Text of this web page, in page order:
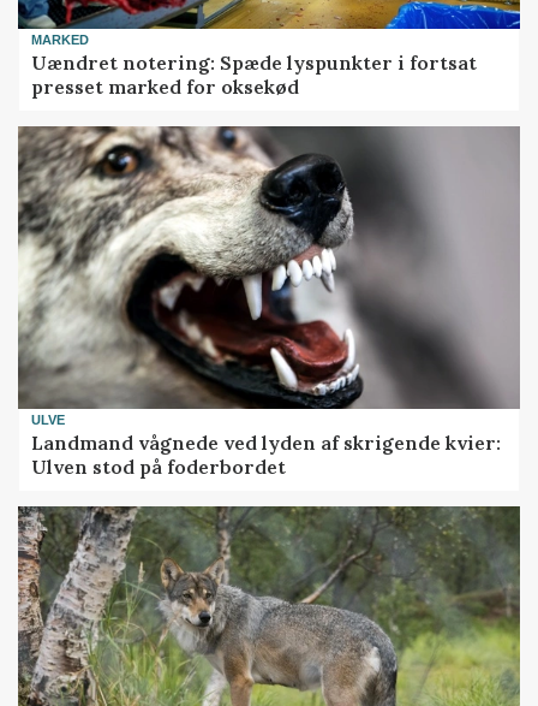
MARKED
Uændret notering: Spæde lyspunkter i fortsat
presset marked for oksekød
ULVE
Landmand vågnede ved lyden af skrigende kvier:
Ulven stod på foderbordet